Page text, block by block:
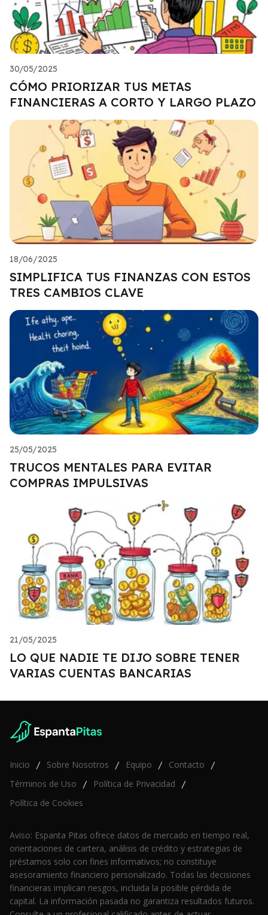
30/05/2025
CÓMO PRIORIZAR TUS METAS
FINANCIERAS A CORTO Y LARGO PLAZO
18/06/2025
SIMPLIFICA TUS FINANZAS CON ESTOS
TRES CAMBIOS CLAVE
25/05/2025
TRUCOS MENTALES PARA EVITAR
COMPRAS IMPULSIVAS
21/05/2025
LO QUE NADIE TE DIJO SOBRE TENER
VARIAS CUENTAS BANCARIAS
Inicio / Sobre Nosotros / Equipo / Contacto /
Términos de Uso / Política de Privacidad /
Política de Cookies
Aviso: Espanta Pitas ofrece datos de mercado en tiempo real,
orientaciones de cartera, análisis de crédito y estrategias de
préstamos solo con fines informativos; no constituye
asesoramiento financiero personalizado. Todas las decisiones
financieras implican riesgos, incluida la posible pérdida de
capital. La información pasada no garantiza resultados futuros.